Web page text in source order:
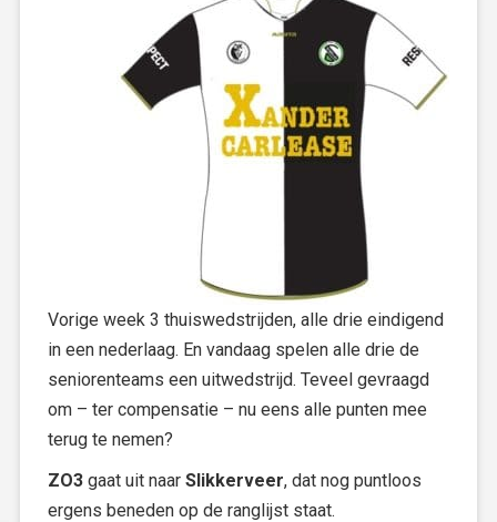
Vorige week 3 thuiswedstrijden, alle drie eindigend
in een nederlaag. En vandaag spelen alle drie de
seniorenteams een uitwedstrijd. Teveel gevraagd
om – ter compensatie – nu eens alle punten mee
terug te nemen?
ZO3 gaat uit naar Slikkerveer, dat nog puntloos
ergens beneden op de ranglijst staat.